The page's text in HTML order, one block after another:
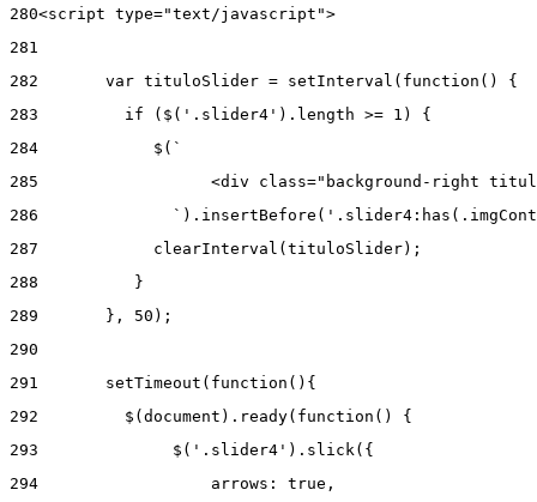
280<script type="text/javascript">
281
282
       var tituloSlider = setInterval(function() {
283
         if ($('.slider4').length >= 1) {
284
            $(`
285
<div class="background-right
286
287
            clearInterval(tituloSlider);
288
          }
289
       }, 50);
290
291
       setTimeout(function(){
292
         $(document).ready(function() {
293
              $('.slider4').slick({
294
                  arrows: true,